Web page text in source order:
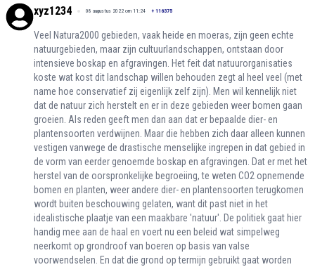
xyz1234 08 augustus 2022 om 11:24 + 116375
Veel Natura2000 gebieden, vaak heide en moeras, zijn geen echte
natuurgebieden, maar zijn cultuurlandschappen, ontstaan door
intensieve boskap en afgravingen. Het feit dat natuurorganisaties
koste wat kost dit landschap willen behouden zegt al heel veel (met
name hoe conservatief zij eigenlijk zelf zijn). Men wil kennelijk niet
dat de natuur zich herstelt en er in deze gebieden weer bomen gaan
groeien. Als reden geeft men dan aan dat er bepaalde dier- en
plantensoorten verdwijnen. Maar die hebben zich daar alleen kunnen
vestigen vanwege de drastische menselijke ingrepen in dat gebied in
de vorm van eerder genoemde boskap en afgravingen. Dat er met het
herstel van de oorspronkelijke begroeiing, te weten CO2 opnemende
bomen en planten, weer andere dier- en plantensoorten terugkomen
wordt buiten beschouwing gelaten, want dit past niet in het
idealistische plaatje van een maakbare 'natuur'. De politiek gaat hier
handig mee aan de haal en voert nu een beleid wat simpelweg
neerkomt op grondroof van boeren op basis van valse
voorwendselen. En dat die grond op termijn gebruikt gaat worden